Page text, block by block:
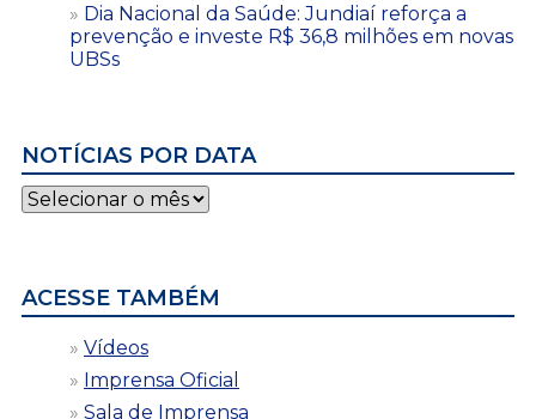
Dia Nacional da Saúde: Jundiaí reforça a
prevenção e investe R$ 36,8 milhões em novas
UBSs
NOTÍCIAS POR DATA
Notícias
por
ACESSE TAMBÉM
Vídeos
Imprensa Oficial
Sala de Imprensa